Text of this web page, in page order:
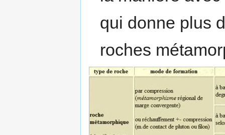
qui donne plus
roches